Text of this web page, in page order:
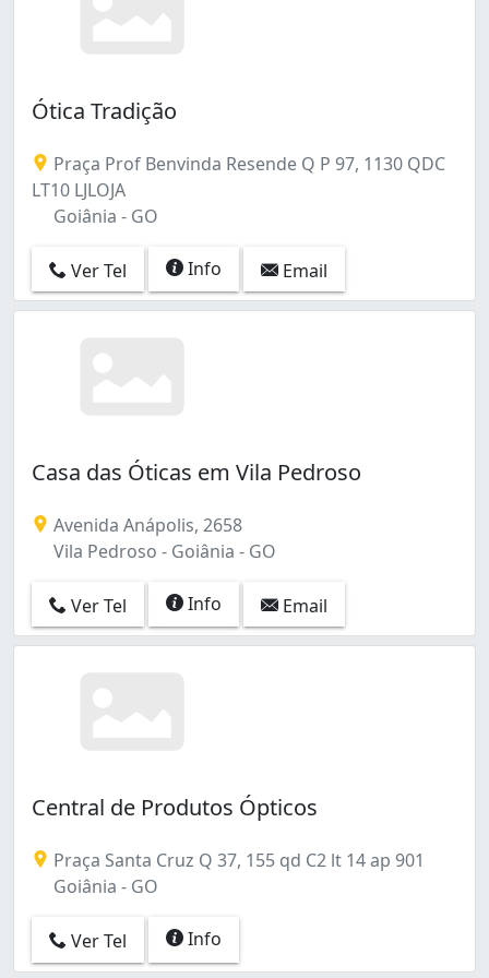
Ótica Tradição
Praça Prof Benvinda Resende Q P 97, 1130 QDC
LT10 LJLOJA
Goiânia - GO
Ver Tel Info Email
Casa das Óticas em Vila Pedroso
Avenida Anápolis, 2658
Vila Pedroso - Goiânia - GO
Ver Tel Info Email
Central de Produtos Ópticos
Praça Santa Cruz Q 37, 155 qd C2 lt 14 ap 901
Goiânia - GO
Ver Tel Info